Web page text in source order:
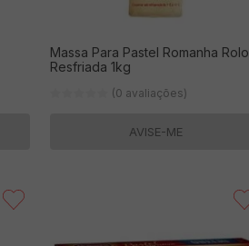
Massa Para Pastel Romanha Rolo
Resfriada 1kg
(0 avaliações)
AVISE-ME